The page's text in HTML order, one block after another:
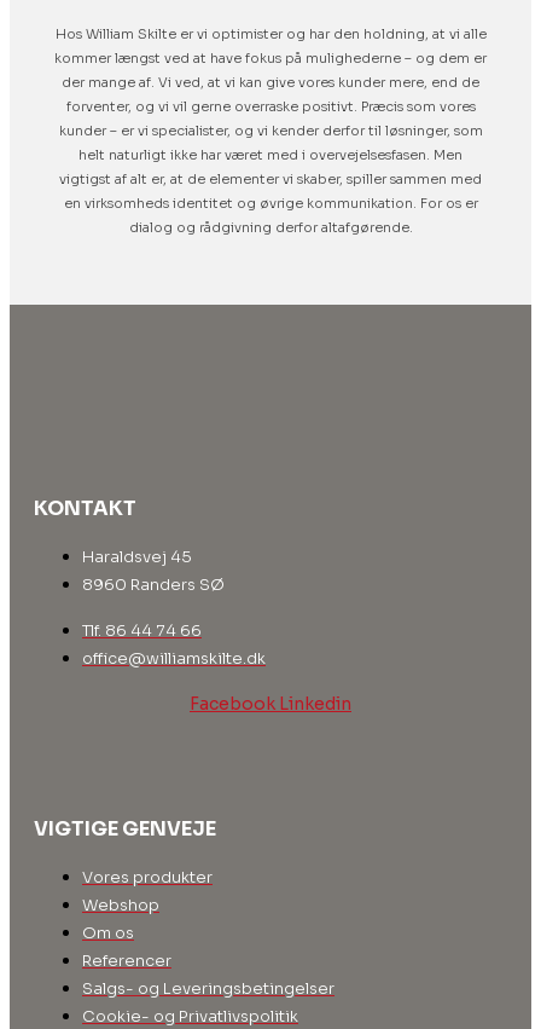
Hos William Skilte er vi optimister og har den holdning, at vi alle
kommer længst ved at have fokus på mulighederne – og dem er
der mange af. Vi ved, at vi kan give vores kunder mere, end de
forventer, og vi vil gerne overraske positivt. Præcis som vores
kunder – er vi specialister, og vi kender derfor til løsninger, som
helt naturligt ikke har været med i overvejelsesfasen. Men
vigtigst af alt er, at de elementer vi skaber, spiller sammen med
en virksomheds identitet og øvrige kommunikation. For os er
dialog og rådgivning derfor altafgørende.
KONTAKT
Haraldsvej 45
8960 Randers SØ
Tlf. 86 44 74 66
office@williamskilte.dk
Facebook Linkedin
VIGTIGE GENVEJE
Vores produkter
Webshop
Om os
Referencer
Salgs- og Leveringsbetingelser
Cookie- og Privatlivspolitik